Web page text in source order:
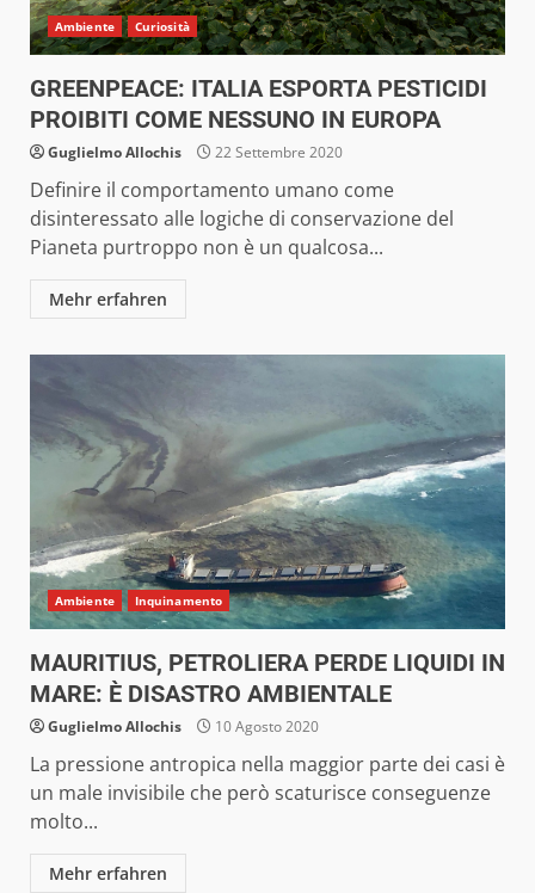
Ambiente Curiosità
GREENPEACE: ITALIA ESPORTA PESTICIDI
PROIBITI COME NESSUNO IN EUROPA
Guglielmo Allochis 22 Settembre 2020
Definire il comportamento umano come
disinteressato alle logiche di conservazione del
Pianeta purtroppo non è un qualcosa...
Mehr erfahren
Ambiente Inquinamento
MAURITIUS, PETROLIERA PERDE LIQUIDI IN
MARE: È DISASTRO AMBIENTALE
Guglielmo Allochis 10 Agosto 2020
La pressione antropica nella maggior parte dei casi è
un male invisibile che però scaturisce conseguenze
molto...
Mehr erfahren